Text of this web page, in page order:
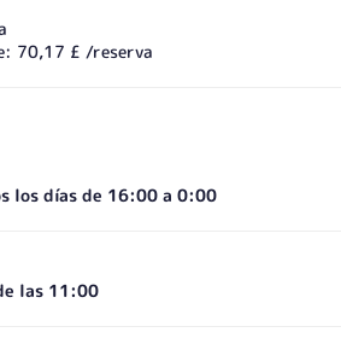
70,17 £ /reserva
los días de 16:00 a 0:00
las 11:00